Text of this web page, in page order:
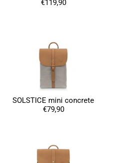
€119,90
SOLSTICE mini concrete
€79,90